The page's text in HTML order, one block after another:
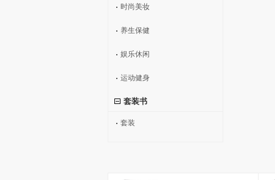
时尚美妆
养生保健
娱乐休闲
运动健身
套装书
套装